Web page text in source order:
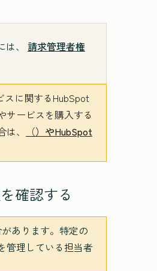
、 請求管理者権
スに関するHubSpot
サービスを購入する
、
（）やHubSpot
確認する
あります。特定の
管理している担当者